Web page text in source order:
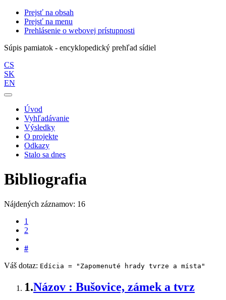
Prejsť na obsah
Prejsť na menu
Prehlásenie o webovej prístupnosti
Súpis pamiatok - encyklopedický prehľad sídiel
CS
SK
EN
Úvod
Vyhľadávanie
Výsledky
O projekte
Odkazy
Stalo sa dnes
Bibliografia
Nájdených záznamov: 16
1
2
#
Váš dotaz: Edícia = "Zapomenuté hrady tvrze a místa"
1.Názov : Bušovice, zámek a tvrz